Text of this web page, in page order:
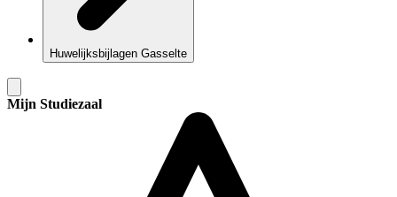
Huwelijksbijlagen Gasselte
Mijn Studiezaal